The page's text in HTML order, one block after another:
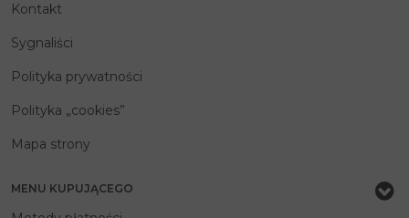
Kontakt
Sygnaliści
Polityka prywatności
Polityka „cookies”
Mapa strony
MENU KUPUJĄCEGO